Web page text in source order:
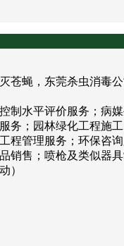
苍蝇，东莞杀虫消毒公
水平评价服务；病
；园林绿化工程施
管理服务；环保咨
售；喷枪及类似器
）